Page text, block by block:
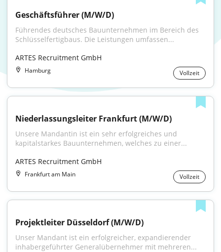
Geschäftsführer (M/W/D)
Führendes deutsches Bauunternehmen im Bereich des
Schlüsselfertigbaus. Die Leistungen umfassen...
ARTES Recruitment GmbH
Hamburg Vollzeit
Niederlassungsleiter Frankfurt (M/W/D)
Unsere Mandantin ist ein sehr erfolgreiches und
kapitalstarkes Bauunternehmen, welches zu einer...
ARTES Recruitment GmbH
Frankfurt am Main Vollzeit
Projektleiter Düsseldorf (M/W/D)
Unser Mandant ist ein erfolgreicher, expandierender
inhabergeführter Generalübernehmer mit mehreren...